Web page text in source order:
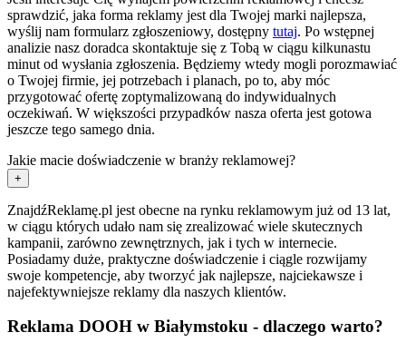
sprawdzić, jaka forma reklamy jest dla Twojej marki najlepsza,
wyślij nam formularz zgłoszeniowy, dostępny tutaj. Po wstępnej
analizie nasz doradca skontaktuje się z Tobą w ciągu kilkunastu
minut od wysłania zgłoszenia. Będziemy wtedy mogli porozmawiać
o Twojej firmie, jej potrzebach i planach, po to, aby móc
przygotować ofertę zoptymalizowaną do indywidualnych
oczekiwań. W większości przypadków nasza oferta jest gotowa
jeszcze tego samego dnia.
Jakie macie doświadczenie w branży reklamowej?
+
ZnajdźReklamę.pl jest obecne na rynku reklamowym już od 13 lat,
w ciągu których udało nam się zrealizować wiele skutecznych
kampanii, zarówno zewnętrznych, jak i tych w internecie.
Posiadamy duże, praktyczne doświadczenie i ciągle rozwijamy
swoje kompetencje, aby tworzyć jak najlepsze, najciekawsze i
najefektywniejsze reklamy dla naszych klientów.
Reklama DOOH w Białymstoku - dlaczego warto?